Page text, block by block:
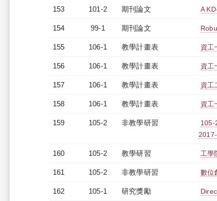
153 101-2 期刊論文 A
154 99-1 期刊論文
155 106-1 教學計畫表 資工
156 106-1 教學計畫表 資工
157 106-1 教學計畫表 資工
158 106-1 教學計畫表 資工
159 105-2 非教學研習
105-
160 105-2 教學研習 工學
161 105-2 非教學研習 數位
162 105-1 研究獎勵